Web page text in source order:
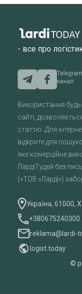
- все про
Telegram
канал
Використання
сайті,
статтю. Для
відкрите для
яке комерційне
ЛардіТудей без
(«ТОВ «Ларді»)
Україна, 61000,
+380675240300
reklama@lardi-
logist.today
©